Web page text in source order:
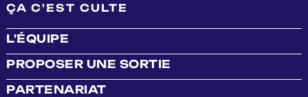
ÇA C'EST CULTE
L'ÉQUIPE
PROPOSER UNE SORTIE
PARTENARIAT